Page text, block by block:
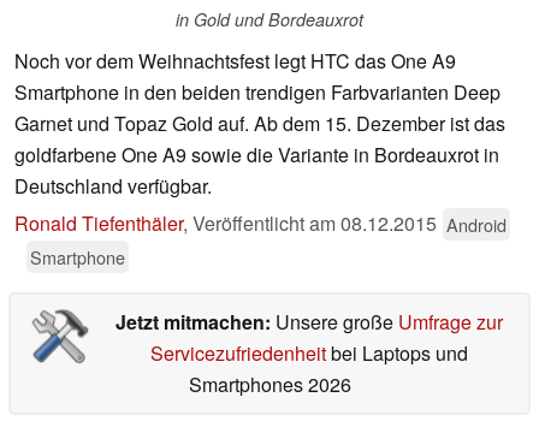
in Gold und Bordeauxrot
Noch vor dem Weihnachtsfest legt HTC das One A9
Smartphone in den beiden trendigen Farbvarianten Deep
Garnet und Topaz Gold auf. Ab dem 15. Dezember ist das
goldfarbene One A9 sowie die Variante in Bordeauxrot in
Deutschland verfügbar.
Ronald Tiefenthäler, Veröffentlicht am08.12.2015 Android
Smartphone
Jetzt mitmachen: Unsere große Umfrage zur
Servicezufriedenheitbei Laptops und
Smartphones 2026